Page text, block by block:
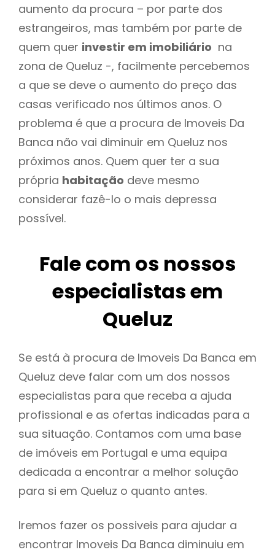
aumento da procura – por parte dos
estrangeiros, mas também por parte de
quem quer investir em imobiliário na
zona de Queluz -, facilmente percebemos
a que se deve o aumento do preço das
casas verificado nos últimos anos. O
problema é que a procura de Imoveis Da
Banca não vai diminuir em Queluz nos
próximos anos. Quem quer ter a sua
própria habitação deve mesmo
considerar fazê-lo o mais depressa
possível.
Fale com os nossos
especialistas em
Queluz
Se está à procura de Imoveis Da Banca em
Queluz deve falar com um dos nossos
especialistas para que receba a ajuda
profissional e as ofertas indicadas para a
sua situação. Contamos com uma base
de imóveis em Portugal e uma equipa
dedicada a encontrar a melhor solução
para si em Queluz o quanto antes.
Iremos fazer os possiveis para ajudar a
encontrar Imoveis Da Banca diminuiu em